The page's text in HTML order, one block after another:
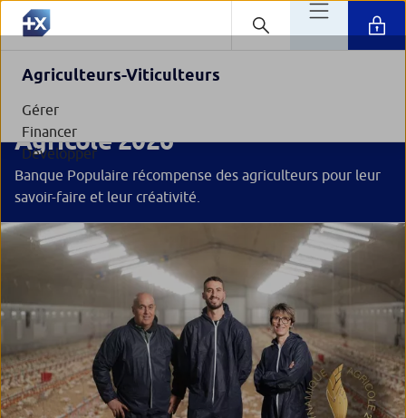
Agriculteurs-Viticulteurs
Gérer
Financer
Développer
Prix National de la Dynamique
Agricole 2026
Banque Populaire récompense des agriculteurs pour leur
savoir-faire et leur créativité.